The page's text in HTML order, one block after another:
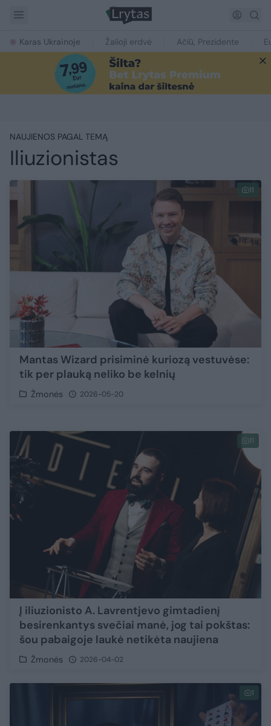
Karas Ukrainoje Žalioji erdvė Ačiū, Prezidente
NAUJIENOS PAGAL TEMĄ
Iliuzionistas
11
Mantas Wizard prisiminė kuriozą vestuvėse:
tik per plauką neliko be kelnių
Žmonės 2026-05-20
11
Į iliuzionisto A. Lavrentjevo gimtadienį
besirenkantys svečiai manė, jog tai pokštas:
šou pabaigoje laukė netikėta naujiena
Žmonės 2026-04-02
1